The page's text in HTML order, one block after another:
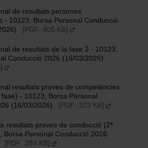
de resultats persones
- 10123, Borsa Personal Conducció
[PDF: 405 KB]
de resultats de la fase 2 - 10123,
Conducció 2026 (16/03/2026)
resultats proves de competències
fase) - 10123, Borsa Personal
(16/03/2026)
[PDF: 322 KB]
resultats proves de conducció (2ª
Borsa Personal Conducció 2026
[PDF: 284 KB]